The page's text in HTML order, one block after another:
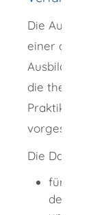
Die
einer
die
Praktikum in
Die Dauer
für
der